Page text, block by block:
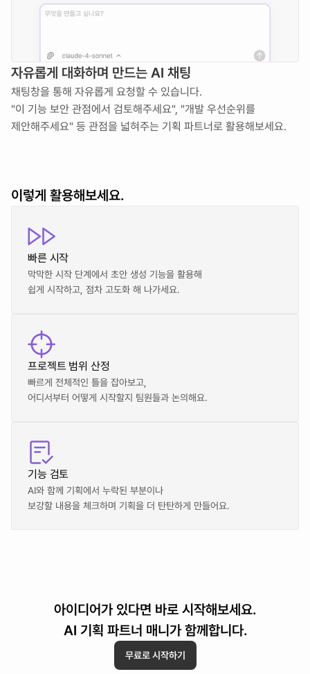
자유롭게 대화하며 만드는 AI 채팅
채팅창을 통해 자유롭게 요청할 수 있습니다.
"이 기능 보안 관점에서 검토해주세요", "개발 우선순위를
제안해주세요" 등 관점을 넓혀주는 기획 파트너로 활용해보세요.
이렇게 활용해보세요.
빠른 시작
막막한 시작 단계에서 초안 생성 기능을 활용해
쉽게 시작하고, 점차 고도화 해 나가세요.
프로젝트 범위 산정
빠르게 전체적인 틀을 잡아보고,
어디서부터 어떻게 시작할지 팀원들과 논의해요.
기능 검토
AI와 함께 기획에서 누락된 부분이나
보강할 내용을 체크하며 기획을 더 탄탄하게 만들어요.
아이디어가 있다면 바로 시작해보세요.
AI 기획 파트너 매니가 함께합니다.
무료로 시작하기